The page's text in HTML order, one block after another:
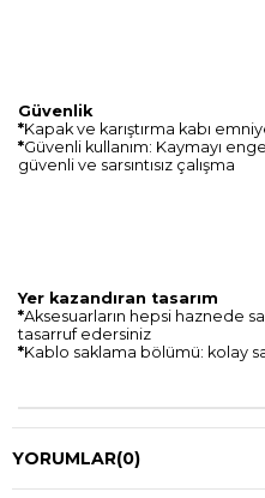
Güvenlik
*Kapak ve karıştırma kabı
*Güvenli kullanım: Kaymayı
güvenli ve sarsıntısız çalışma
Yer kazandıran tasarım
*Aksesuarların hepsi haznede
tasarruf edersiniz
*Kablo saklama bölümü: kolay
YORUMLAR(0)